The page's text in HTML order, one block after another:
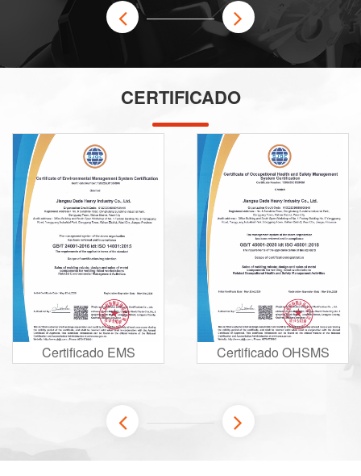
portas de extração de poeira e dispositivos de proteção de
segurança integrados. Melhora significativamente o
ambiente de trabalho, reduz a intensidade de trabalho e
melhora a segurança do operador.O sistema de controle
de ônibus baseado em PLC simplifica a ligação entre o
configuração de parâmetros e alta confiabilidade. ...
CERTIFICADO
Certificado EMS Certificado OHSMS